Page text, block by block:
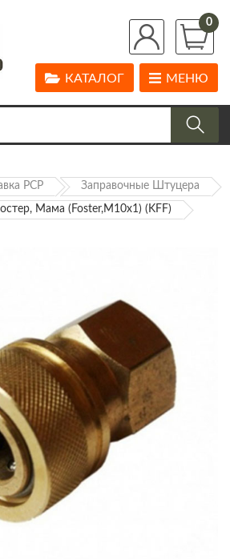
0
МЕНЮ
КАТАЛОГ
PCP Заправочные Штуцера
Мама (Foster,М10х1) (KFF)